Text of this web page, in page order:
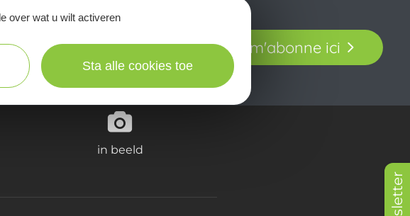
votre séjour en Aveyron.
Je m'abonne ici
in beeld
over wat u wilt activeren
Sta alle cookies toe